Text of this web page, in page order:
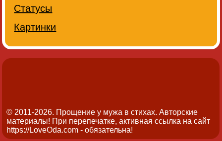
Статусы
Картинки
© 2011-2026. Прощение у мужа в стихах.Авторские
материалы! При перепечатке, активная ссылка на сайт
https://LoveOda.com - обязательна!